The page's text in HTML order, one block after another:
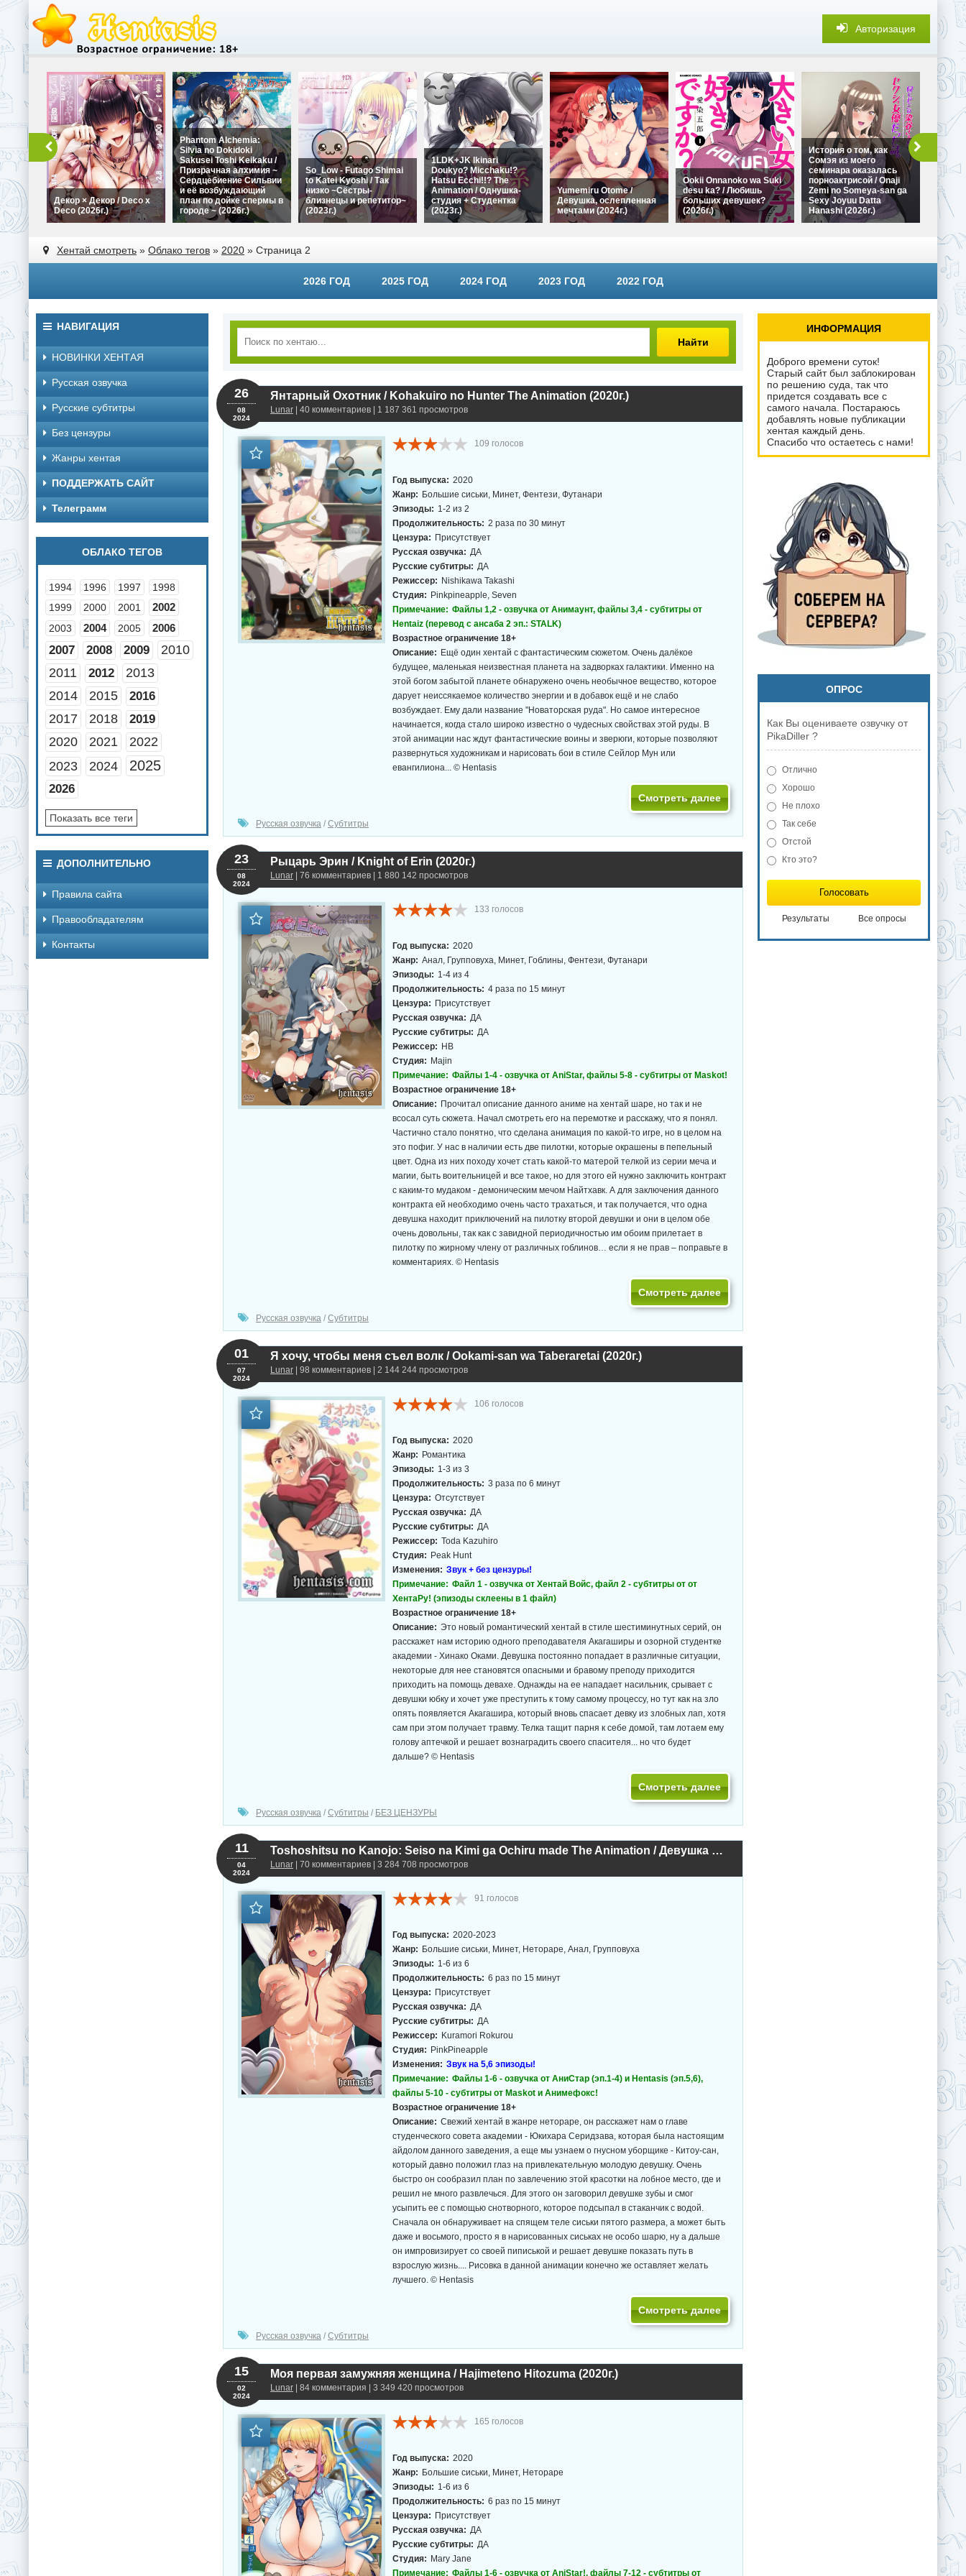
Авторизация
Декор × Декор / Deco x
Deco (2026г.)
Phantom Alchemia:
Silvia no Dokidoki
Sakusei Toshi Keikaku /
Призрачная алхимия ~
Сердцебиение Сильвии
и её возбуждающий
план по дойке спермы в
городе ~ (2026г.)
So_Low - Futago Shimai
to Katei Kyoshi / Так
низко ~Сёстры-
близнецы и репетитор~
(2023г.)
1LDK+JK Ikinari
Doukyo? Micchaku!?
Hatsu Ecchi!!? The
Animation / Однушка-
студия + Студентка
(2023г.)
Yumemiru Otome /
Девушка, ослепленная
мечтами (2024г.)
Ookii Onnanoko wa Suki
desu ka? / Любишь
больших девушек?
(2026г.)
История о том, как
Сомэя из моего
семинара оказалась
порноактрисой / Onaji
Zemi no Someya-san ga
Sexy Joyuu Datta
Hanashi (2026г.)
В
можно
wa
Хентай смотреть » Облако тегов » 2020 » Страница 2
2026 ГОД 2025 ГОД 2024 ГОД 2023 ГОД 2022 ГОД
Найти
Янтарный Охотник / Kohakuiro no Hunter The Animation (2020г.)
Lunar | 40 комментариев | 1 187 361 просмотров
26
08
2024
109 голосов
Год выпуска: 2020
Жанр: Большие сиськи, Минет, Фентези, Футанари
Эпизоды: 1-2 из 2
Продолжительность: 2 раза по 30 минут
Цензура: Присутствует
Русская озвучка: ДА
Русские субтитры: ДА
Режиссер: Nishikawa Takashi
Студия: Pinkpineapple, Seven
Примечание: Файлы 1,2 - озвучка от Анимаунт, файлы 3,4 - субтитры от
Hentaiz (перевод с ансаба 2 эп.: STALK)
Возрастное ограничение 18+
Описание: Ещё один хентай с фантастическим сюжетом. Очень далёкое
будущее, маленькая неизвестная планета на задворках галактики. Именно на
этой богом забытой планете обнаружено очень необычное вещество, которое
дарует неиссякаемое количество энергии и в добавок ещё и не слабо
возбуждает. Ему дали название "Новаторская руда". Но самое интересное
начинается, когда стало широко известно о чудесных свойствах этой руды. В
этой анимации нас ждут фантастические воины и зверюги, которые позволяют
развернуться художникам и нарисовать бои в стиле Сейлор Мун или
евангилиона... © Hentasis
Смотреть далее
Русская озвучка / Субтитры
Рыцарь Эрин / Knight of Erin (2020г.)
Lunar | 76 комментариев | 1 880 142 просмотров
23
08
2024
133 голосов
Год выпуска: 2020
Жанр: Анал, Групповуха, Минет, Гоблины, Фентези, Футанари
Эпизоды: 1-4 из 4
Продолжительность: 4 раза по 15 минут
Цензура: Присутствует
Русская озвучка: ДА
Русские субтитры: ДА
Режиссер: HB
Студия: Majin
Примечание: Файлы 1-4 - озвучка от AniStar, файлы 5-8 - субтитры от Maskot!
Возрастное ограничение 18+
Описание: Прочитал описание данного аниме на хентай шаре, но так и не
всосал суть сюжета. Начал смотреть его на перемотке и расскажу, что я понял.
Частично стало понятно, что сделана анимация по какой-то игре, но в целом на
это пофиг. У нас в наличии есть две пилотки, которые окрашены в пепельный
цвет. Одна из них походу хочет стать какой-то матерой телкой из серии меча и
магии, быть воительницей и все такое, но для этого ей нужно заключить контракт
с каким-то мудаком - демоническим мечом Найтхавк. А для заключения данного
контракта ей необходимо очень часто трахаться, и так получается, что одна
девушка находит приключений на пилотку второй девушки и они в целом обе
очень довольны, так как с завидной периодичностью им обоим прилетает в
пилотку по жирному члену от различных гоблинов… если я не прав – поправьте в
комментариях. © Hentasis
Смотреть далее
Русская озвучка / Субтитры
Я хочу, чтобы меня съел волк / Ookami-san wa Taberaretai (2020г.)
Lunar | 98 комментариев | 2 144 244 просмотров
01
07
2024
106 голосов
Год выпуска: 2020
Жанр: Романтика
Эпизоды: 1-3 из 3
Продолжительность: 3 раза по 6 минут
Цензура: Отсутствует
Русская озвучка: ДА
Русские субтитры: ДА
Режиссер: Toda Kazuhiro
Студия: Peak Hunt
Изменения: Звук + без цензуры!
Примечание: Файл 1 - озвучка от Хентай Войс, файл 2 - субтитры от от
ХентаРу! (эпизоды склеены в 1 файл)
Возрастное ограничение 18+
Описание: Это новый романтический хентай в стиле шестиминутных серий, он
расскажет нам историю одного преподавателя Акагаширы и озорной студентке
академии - Хинако Оками. Девушка постоянно попадает в различные ситуации,
некоторые для нее становятся опасными и бравому преподу приходится
приходить на помощь девахе. Однажды на ее нападает насильник, срывает с
девушки юбку и хочет уже преступить к тому самому процессу, но тут как на зло
опять появляется Акагашира, который вновь спасает девку из злобных лап, хотя
сам при этом получает травму. Телка тащит парня к себе домой, там лотаем ему
голову аптечкой и решает вознаградить своего спасителя... но что будет
дальше? © Hentasis
Смотреть далее
Русская озвучка / Субтитры / БЕЗ ЦЕНЗУРЫ
Toshoshitsu no Kanojo: Seiso na Kimi ga Ochiru made The Animation / Девушка в библиотеке (2020г.)
Lunar | 70 комментариев | 3 284 708 просмотров
11
04
2024
91 голосов
Год выпуска: 2020-2023
Жанр: Большие сиськи, Минет, Нетораре, Анал, Групповуха
Эпизоды: 1-6 из 6
Продолжительность: 6 раз по 15 минут
Цензура: Присутствует
Русская озвучка: ДА
Русские субтитры: ДА
Режиссер: Kuramori Rokurou
Студия: PinkPineapple
Изменения: Звук на 5,6 эпизоды!
Примечание: Файлы 1-6 - озвучка от АниСтар (эп.1-4) и Hentasis (эп.5,6),
файлы 5-10 - субтитры от Maskot и Анимефокс!
Возрастное ограничение 18+
Описание: Свежий хентай в жанре нетораре, он расскажет нам о главе
студенческого совета академии - Юкихара Серидзава, которая была настоящим
айдолом данного заведения, а еще мы узнаем о гнусном уборщике - Китоу-сан,
который давно положил глаз на привлекательную молодую девушку. Очень
быстро он сообразил план по завлечению этой красотки на лобное место, где и
решил не много развлечься. Для этого он заговорил девушке зубы и смог
усыпить ее с помощью снотворного, которое подсыпал в стаканчик с водой.
Сначала он обнаруживает на спящем теле сиськи пятого размера, а может быть
даже и восьмого, просто я в нарисованных сиськах не особо шарю, ну а дальше
он импровизирует со своей пиписькой и решает девушке показать путь в
взрослую жизнь.... Рисовка в данной анимации конечно же оставляет желать
лучшего. © Hentasis
Смотреть далее
Русская озвучка / Субтитры
Моя первая замужняя женщина / Hajimeteno Hitozuma (2020г.)
Lunar | 84 комментария | 3 349 420 просмотров
15
02
2024
165 голосов
Год выпуска: 2020
Жанр: Большие сиськи, Минет, Нетораре
Эпизоды: 1-6 из 6
Продолжительность: 6 раз по 15 минут
Цензура: Присутствует
Русская озвучка: ДА
Русские субтитры: ДА
Студия: Mary Jane
Примечание: Файлы 1-6 - озвучка от AniStar!, файлы 7-12 - cубтитры от
НАВИГАЦИЯ
НОВИНКИ ХЕНТАЯ
Русская озвучка
Русские субтитры
Без цензуры
Жанры хентая
ПОДДЕРЖАТЬ САЙТ
Телеграмм
ОБЛАКО ТЕГОВ
1994 1996 1997
1998
1999
2000 2001 2002
2003 2004 2005 2006
2007 2008 2009
2010
2011
2012
2013
2014
2015 2016
2017 2018 2019
2020 2021
2022
2023
2024 2025
2026
Показать все теги
ДОПОЛНИТЕЛЬНО
Правила сайта
Правообладателям
Контакты
ИНФОРМАЦИЯ
Доброго времени суток!
Старый сайт был заблокирован
по решению суда, так что
придется создавать все с
самого начала. Постараюсь
добавлять новые публикации
хентая каждый день.
Спасибо что остаетесь с нами!
ОПРОС
Как Вы оцениваете озвучку от
PikaDiller ?
Отлично
Хорошо
Не плохо
Так себе
Отстой
Кто это?
Голосовать
Результаты Все опросы